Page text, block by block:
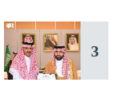
3